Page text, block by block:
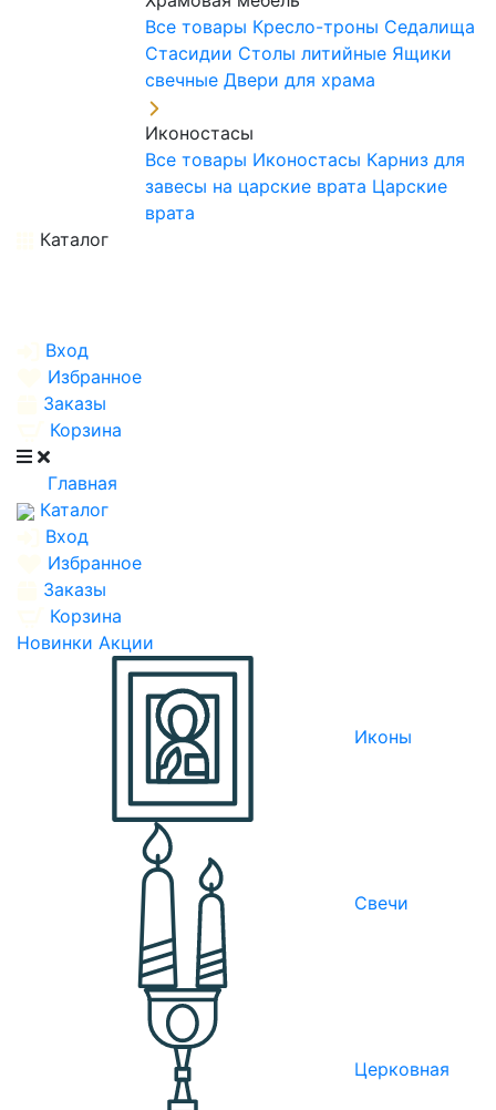
Все товары Кресло-троны Седалища
Стасидии Столы литийные Ящики
свечные Двери для храма
Иконостасы
Все товары Иконостасы Карниз для
завесы на царские врата Царские
врата
Каталог
Вход
Избранное
Заказы
Корзина
Главная
Каталог
Вход
Избранное
Заказы
Корзина
Новинки Акции
Иконы
Свечи
Церковная